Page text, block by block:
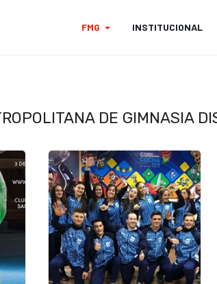
FMG INSTITUCIONAL
DE GIMNASIA